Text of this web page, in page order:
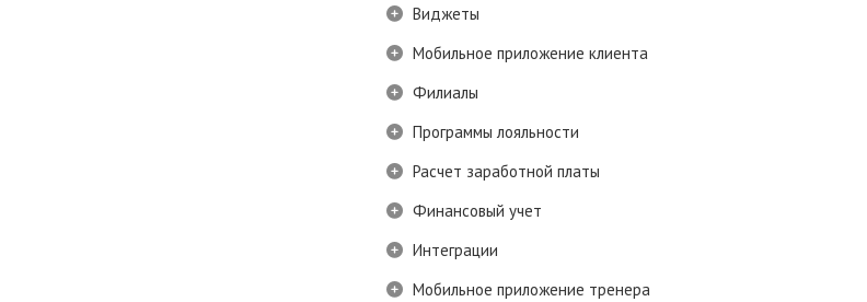
Виджеты
Мобильное приложение клиента
Филиалы
Программы лояльности
Расчет заработной платы
Финансовый учет
Интеграции
Мобильное приложение тренера